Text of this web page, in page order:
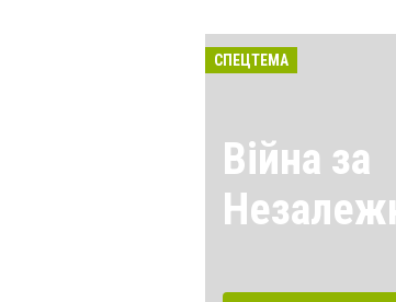
СПЕЦТЕМА
Війна за